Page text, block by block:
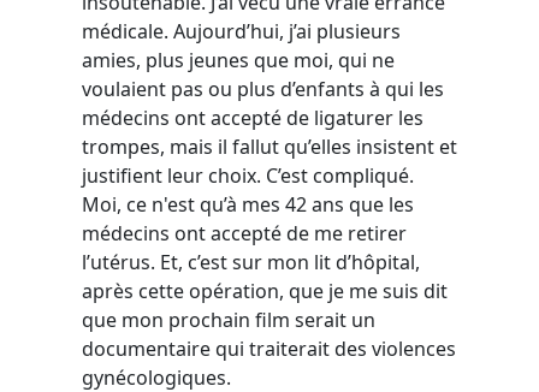
médicale. Aujourd’hui, j’ai plusieurs
amies, plus jeunes que moi, qui ne
voulaient pas ou plus d’enfants à qui les
médecins ont accepté de ligaturer les
trompes, mais il fallut qu’elles insistent et
justifient leur choix. C’est compliqué.
Moi, ce n'est qu’à mes 42 ans que les
médecins ont accepté de me retirer
l’utérus. Et, c’est sur mon lit d’hôpital,
après cette opération, que je me suis dit
que mon prochain film serait un
documentaire qui traiterait des violences
gynécologiques.